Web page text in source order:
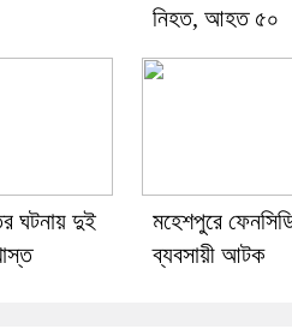
নিহত, আহত ৫০
ঘটনায় দুই
মহেশপুরে
ব্যবসায়ী আটক